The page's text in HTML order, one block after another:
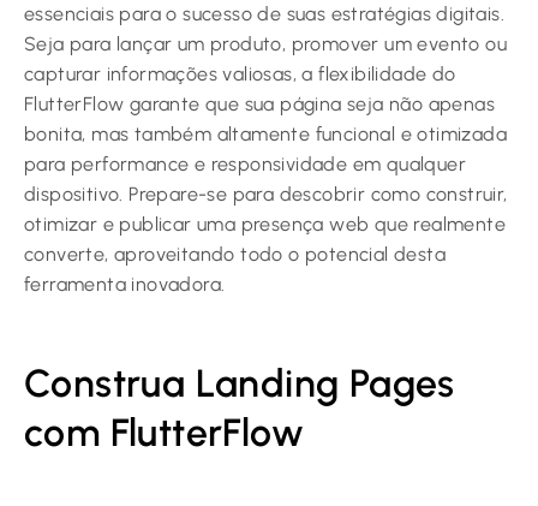
essenciais para o sucesso de suas estratégias digitais.
Seja para lançar um produto, promover um evento ou
capturar informações valiosas, a flexibilidade do
FlutterFlow garante que sua página seja não apenas
bonita, mas também altamente funcional e otimizada
para performance e responsividade em qualquer
dispositivo. Prepare-se para descobrir como construir,
otimizar e publicar uma presença web que realmente
converte, aproveitando todo o potencial desta
ferramenta inovadora.
Construa Landing Pages
com FlutterFlow